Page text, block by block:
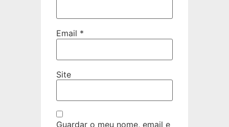
Email *
Site
Guardar o meu nome, email e